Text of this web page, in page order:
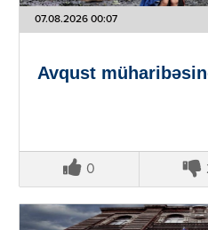
07.08.2026 00:07
Avqust
0